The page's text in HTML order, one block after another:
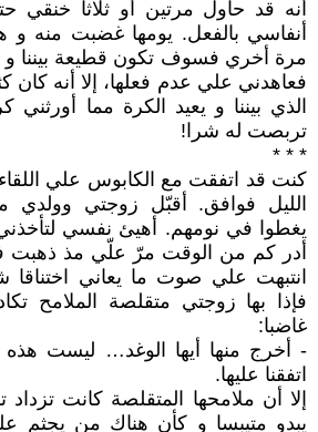
أنه قد حاول مرتين أو ثلاثا
أنفاسي بالفعل. يومها غضبت منه و
مرة أخري فسوف تكون قطيعة بيننا و
فعاهدني علي عدم فعلها، إلا أنه كان
الذي بيننا و يعيد الكرة مما أورثني
تربصت له شرا!
* * *
كنت قد اتفقت مع الكابوس علي
الليل فوافق. أقبّل زوجتي وولدي
يغطوا في نومهم. أهيئ نفسي
أدر كم من الوقت مرّ علّي مذ ذهبت
انتبهت علي صوت ما يعاني اختناقا
فإذا بها زوجتي متقلصة الملامح
غاضبا:
- أخرج منها أيها الوغد… ليست هذه
اتفقنا عليها.
إلا أن ملامحها المتقلصة كانت تزداد
يبدو متيبسا و كأن هناك من يجثم